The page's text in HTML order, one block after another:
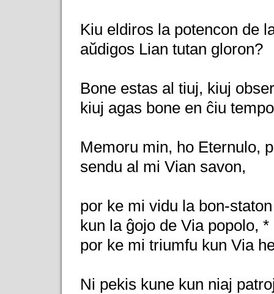
Kiu eldiros la potencon de
aŭdigos Lian tutan gloron?
Bone estas al tiuj, kiuj
kiuj agas bone en ĉiu
Memoru min, ho Eternulo,
sendu al mi Vian savon,
por ke mi vidu la bon-
kun la ĝojo de Via popolo, *
por ke mi triumfu kun Via
Ni pekis kune kun niaj